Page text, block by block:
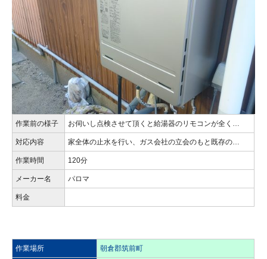
作業前の様子 お伺いし点検させて頂くと給湯器のリモコンが全く…
対応内容 家全体の止水を行い、ガス会社の立会のもと既存の…
作業時間 120分
メーカー名 パロマ
料金
作業場所 朝倉郡筑前町